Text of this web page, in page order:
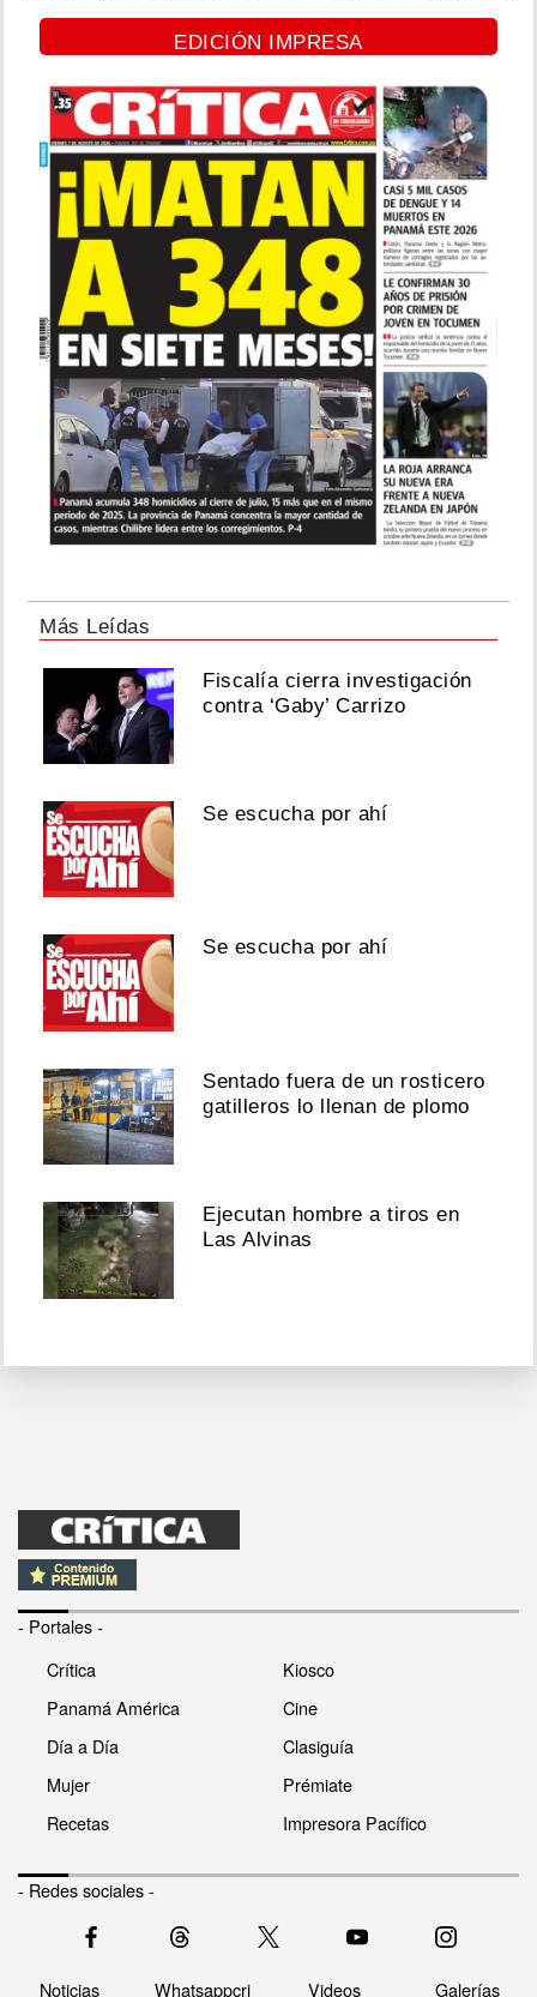
EDICIÓN IMPRESA
Más Leídas
Fiscalía cierra investigación
contra ‘Gaby’ Carrizo
Se escucha por ahí
Se escucha por ahí
Sentado fuera de un rosticero
gatilleros lo llenan de plomo
Ejecutan hombre a tiros en
Las Alvinas
- Portales -
Crítica
Panamá América
Día a Día
Mujer
Recetas
Kiosco
Cine
Clasiguía
Prémiate
Impresora Pacífico
- Redes sociales -
Noticias Whatsappcri Videos Galerías